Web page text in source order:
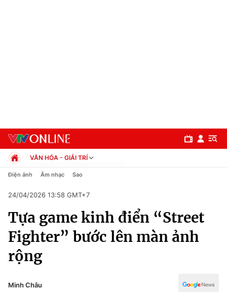
Chuyên mục
Chính trị
Xã hội
Pháp luật
VĂN HÓA - GIẢI TRÍ
Chính trị
Pháp luật
Kinh tế
Thể thao
Truyền hình
Văn hóa - Giải trí
Y tế
Điện ảnh Âm nhạc Sao
24/04/2026 13:58 GMT+7
Tựa game kinh điển “Street
Fighter” bước lên màn ảnh
rộng
Minh Châu